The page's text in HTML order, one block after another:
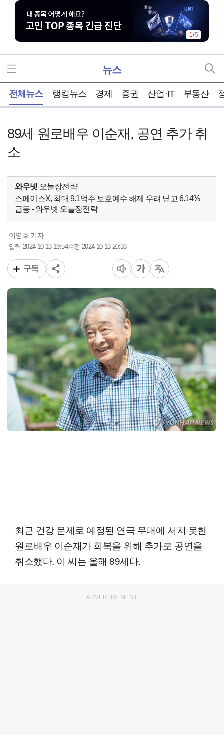
1/5
뉴스
전체뉴스 랭킹뉴스 경제 증권 산업·IT 부동산
89세 원로배우 이순재, 공연 추가 취
소
와우넷 오늘장전략
스페이스X, 최대 9.1억주 보호예수 해제 우려 딛고 6.14%
급등 - 와우넷 오늘장전략
이영호 기자
입력2024-10-13 19:54수정 2024-10-13 20:38
구독
최근 건강 문제로 예정된 연극 무대에 서지 못한
원로배우 이순재가 회복을 위해 추가로 공연을
취소했다. 이 씨는 올해 89세다.
ADVERTISEMENT